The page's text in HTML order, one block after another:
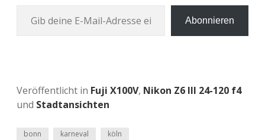
Abonnieren
Veröffentlicht in Fuji X100V, Nikon Z6 III 24-120 f4
und Stadtansichten
bonn karneval köln